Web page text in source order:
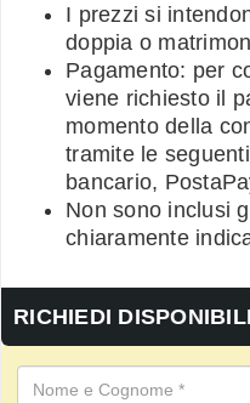
I prezzi si
doppia o
Pagamento: per
viene richiesto il
momento della
tramite le
bancario,
Non sono inclusi
chiaramente
RICHIEDI